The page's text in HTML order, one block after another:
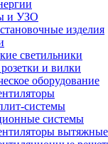
и УЗО
изделия
светильники
и вилки
оборудование
системы
системы
вытяжные